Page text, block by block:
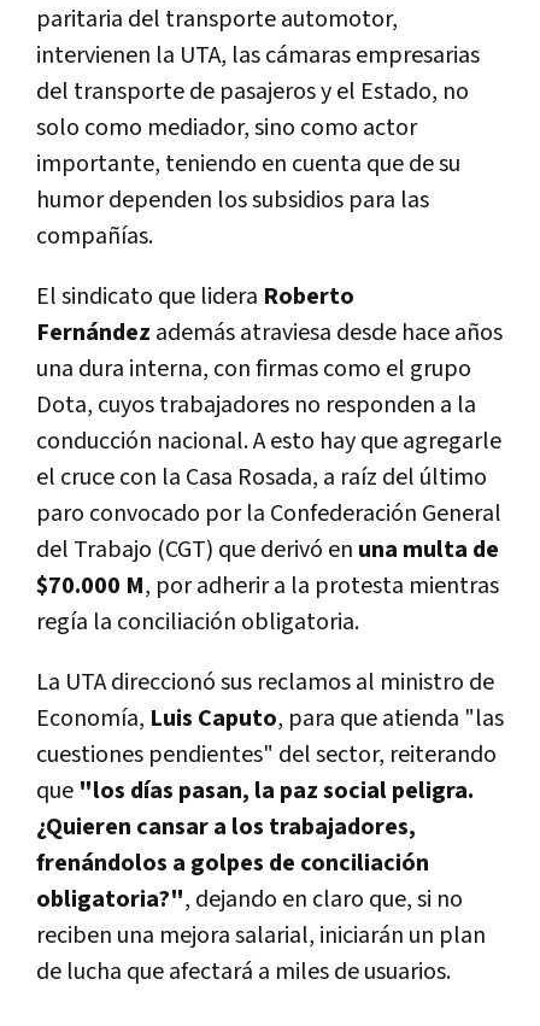
paritaria del transporte automotor,
intervienen la UTA, las cámaras empresarias
del transporte de pasajeros y el Estado, no
solo como mediador, sino como actor
importante, teniendo en cuenta que de su
humor dependen los subsidios para las
compañías.
El sindicato que lidera Roberto
Fernández además atraviesa desde hace años
una dura interna, con firmas como el grupo
Dota, cuyos trabajadores no responden a la
conducción nacional. A esto hay que agregarle
el cruce con la Casa Rosada, a raíz del último
paro convocado por la Confederación General
del Trabajo (CGT) que derivó en una multa de
$70.000 M, por adherir a la protesta mientras
regía la conciliación obligatoria.
La UTA direccionó sus reclamos al ministro de
Economía, Luis Caputo, para que atienda "las
cuestiones pendientes" del sector, reiterando
que "los días pasan, la paz social peligra.
¿Quieren cansar a los trabajadores,
frenándolos a golpes de conciliación
obligatoria?", dejando en claro que, si no
reciben una mejora salarial, iniciarán un plan
de lucha que afectará a miles de usuarios.